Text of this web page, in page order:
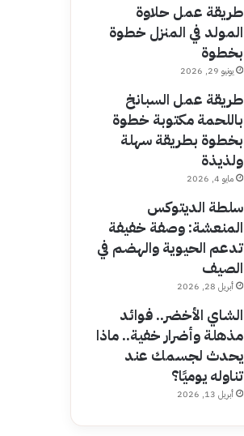
طريقة عمل حلاوة
المولد في المنزل خطوة
بخطوة
يونيو 29, 2026
طريقة عمل السبانخ
باللحمة مكتوبة خطوة
بخطوة بطريقة سهلة
ولذيذة
مايو 4, 2026
سلطة الديتوكس
المنعشة: وصفة خفيفة
تدعم الحيوية والهضم في
الصيف
أبريل 28, 2026
الشاي الأخضر.. فوائد
مذهلة وأضرار خفية.. ماذا
يحدث لجسمك عند
تناوله يوميًا؟
أبريل 13, 2026